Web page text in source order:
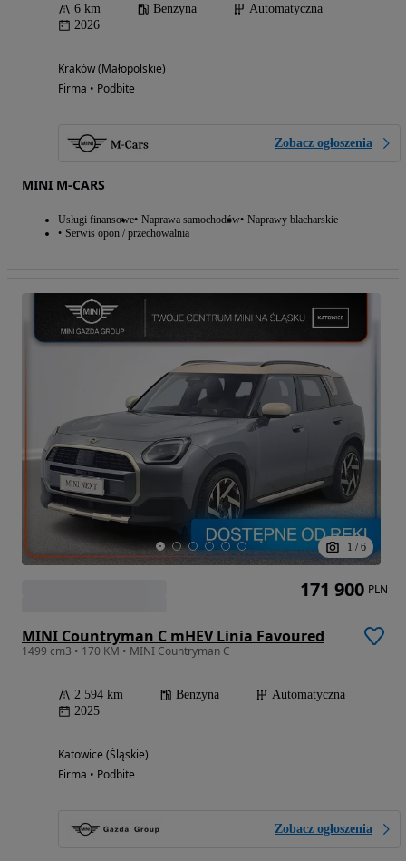
6 km Benzyna
Automatyczna
2026
Kraków (Małopolskie)
Firma • Podbite
Zobacz ogłoszenia
MINI M-CARS
Usługi finansowe Naprawa samochodów Naprawy blacharskie
Serwis opon / przechowalnia
1 / 6
MINI Countryman C mHEV Linia Favoured
1499 cm3 • 170 KM • MINI Countryman C
2 594 km Benzyna
Automatyczna
2025
Katowice (Śląskie)
Firma • Podbite
Zobacz ogłoszenia
171 900 PLN